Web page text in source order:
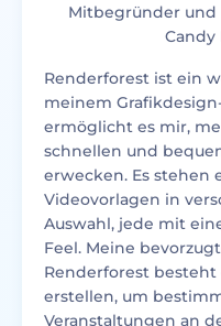
Mitbegründer und
Candy
Renderforest ist ein
meinem
ermöglicht es mir,
schnellen und
erwecken. Es stehen
Videovorlagen in
Auswahl, jede mit
Feel. Meine
Renderforest besteht
erstellen, um
Veranstaltungen an